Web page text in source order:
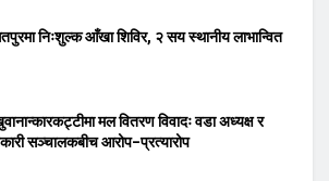
निःशुल्क आँखा शिविर, २ सय स्थानीय लाभान्वित
मल वितरण विवादः वडा अध्यक्ष र
सञ्चालकबीच आरोप–प्रत्यारोप